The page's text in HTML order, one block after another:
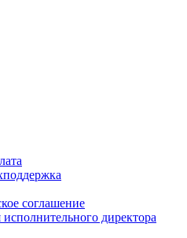
соглашение
директора